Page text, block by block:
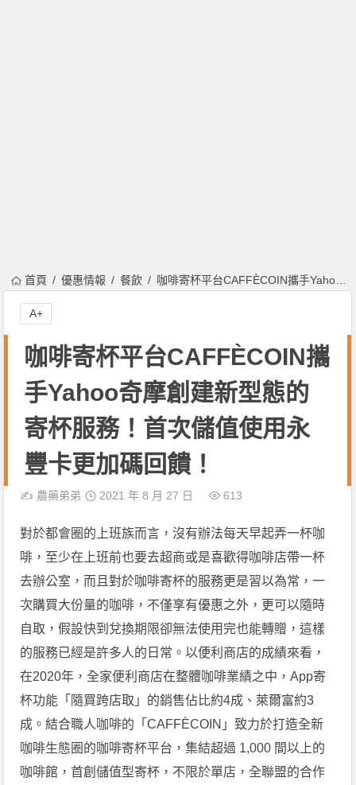
首頁 優惠情報 餐飲 咖啡寄杯平台CAFFÈCOIN攜手Yahoo奇摩創建新型態的寄杯服務！首次儲值使用永豐卡更加碼回饋！
咖啡寄杯平台CAFFÈCOIN攜
手Yahoo奇摩創建新型態的
寄杯服務！首次儲值使用永
豐卡更加碼回饋！
✍️ 農藥弟弟 2021 年 8 月 27 日 613
對於都會圈的上班族而言，沒有辦法每天早起弄一杯咖
啡，至少在上班前也要去超商或是喜歡得咖啡店帶一杯
去辦公室，而且對於咖啡寄杯的服務更是習以為常，一
次購買大份量的咖啡，不僅享有優惠之外，更可以隨時
自取，假設快到兌換期限卻無法使用完也能轉贈，這樣
的服務已經是許多人的日常。以便利商店的成績來看，
在2020年，全家便利商店在整體咖啡業績之中，App寄
杯功能「隨買跨店取」的銷售佔比約4成、萊爾富約3
成。結合職人咖啡的「CAFFÈCOIN」致力於打造全新
咖啡生態圈的咖啡寄杯平台，集結超過 1,000 間以上的
咖啡館，首創儲值型寄杯，不限於單店，全聯盟的合作
A+